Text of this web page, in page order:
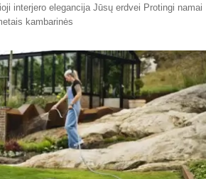
interjero elegancija Jūsų erdvei Protingi namai
kambarinės